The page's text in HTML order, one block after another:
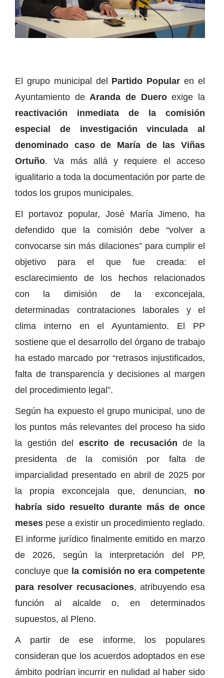
El grupo municipal del Partido Popular en el
Ayuntamiento de Aranda de Dueroexige la
reactivación inmediata de la comisión
especial de investigación vinculada al
denominado caso de María de las Viñas
Ortuño. Va más allá y requiere el acceso
igualitario a toda la documentación por parte de
todos los grupos municipales.
El portavoz popular, José María Jimeno, ha
defendido que la comisión debe “volver a
convocarse sin más dilaciones” para cumplir el
objetivo para el que fue creada: el
esclarecimiento de los hechos relacionados
con la dimisión de la exconcejala,
determinadas contrataciones laborales y el
clima interno en el Ayuntamiento. El PP
sostiene que el desarrollo del órgano de trabajo
ha estado marcado por “retrasos injustificados,
falta de transparencia y decisiones al margen
del procedimiento legal”.
Según ha expuesto el grupo municipal, uno de
los puntos más relevantes del proceso ha sido
la gestión delescrito de recusación de la
presidenta de la comisión por falta de
imparcialidad presentado en abril de 2025 por
la propia exconcejala que, denuncian, no
habría sido resuelto durante más de once
meses pese a existir un procedimiento reglado.
El informe jurídico finalmente emitido en marzo
de 2026, según la interpretación del PP,
concluye quela comisión no era competente
para resolver recusaciones, atribuyendo esa
función al alcalde o, en determinados
supuestos, al Pleno.
A partir de ese informe, los populares
consideran que los acuerdos adoptados en ese
ámbito podrían incurrir en nulidad al haber sido